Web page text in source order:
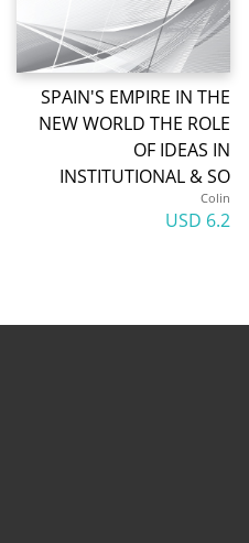
SPAIN'S EMPIRE IN THE
NEW WORLD THE ROLE
OF IDEAS IN
INSTITUTIONAL & SO
Colin
6.2 USD